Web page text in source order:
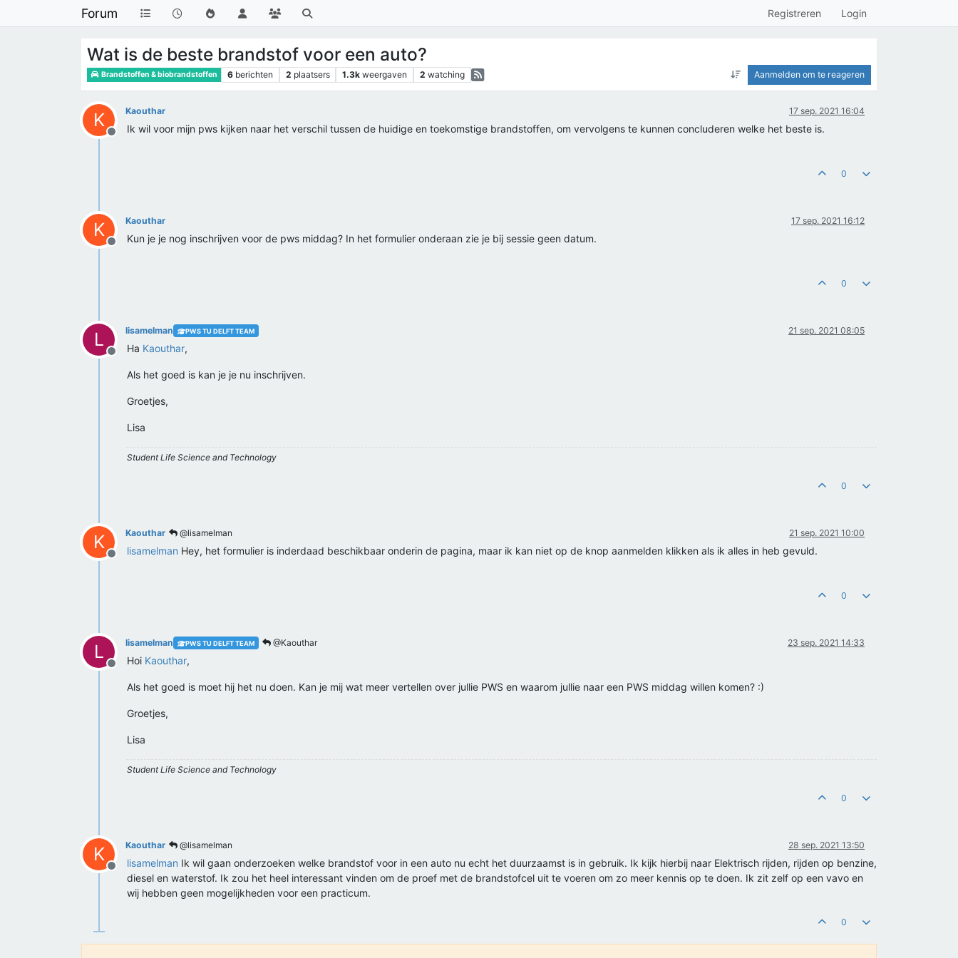
Forum Registreren Login
Wat is de beste brandstof voor een auto?
Brandstoffen & biobrandstoffen 6 berichten 2 plaatsers 1.3k weergaven 2 watching Aanmelden om te reageren
K
Offline
Kaouthar 17 sep. 2021 16:04
Ik wil voor mijn pws kijken naar het verschil tussen de huidige en toekomstige brandstoffen, om vervolgens te kunnen concluderen welke het beste is.
0
K
Offline
Kaouthar 17 sep. 2021 16:12
Kun je je nog inschrijven voor de pws middag? In het formulier onderaan zie je bij sessie geen datum.
0
L
Offline
lisamelman PWS TU DELFT TEAM 21 sep. 2021 08:05
Ha Kaouthar,
Als het goed is kan je je nu inschrijven.
Groetjes,
Lisa
Student Life Science and Technology
0
K
Offline
Kaouthar @lisamelman 21 sep. 2021 10:00
lisamelman Hey, het formulier is inderdaad beschikbaar onderin de pagina, maar ik kan niet op de knop aanmelden klikken als ik alles in heb gevuld.
0
L
Offline
lisamelman PWS TU DELFT TEAM @Kaouthar 23 sep. 2021 14:33
Hoi Kaouthar,
Als het goed is moet hij het nu doen. Kan je mij wat meer vertellen over jullie PWS en waarom jullie naar een PWS middag willen komen? :)
Groetjes,
Lisa
Student Life Science and Technology
0
K
Offline
Kaouthar @lisamelman 28 sep. 2021 13:50
lisamelman Ik wil gaan onderzoeken welke brandstof voor in een auto nu echt het duurzaamst is in gebruik. Ik kijk hierbij naar Elektrisch rijden, rijden op benzine,
diesel en waterstof. Ik zou het heel interessant vinden om de proef met de brandstofcel uit te voeren om zo meer kennis op te doen. Ik zit zelf op een vavo en
wij hebben geen mogelijkheden voor een practicum.
0